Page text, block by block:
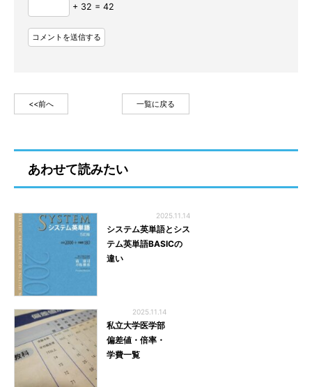
+ 32 = 42
<<前へ 一覧に戻る
あわせて読みたい
2025.11.14
システム英単語とシス
テム英単語BASICの
違い
2025.11.14
私立大学医学部
偏差値・倍率・
学費一覧